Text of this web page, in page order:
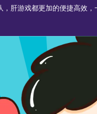
肝游戏都更加的便捷高效